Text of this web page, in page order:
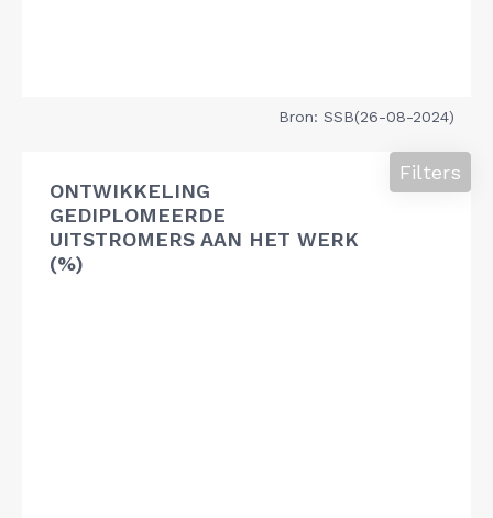
Bron: SSB(26-08-2024)
ONTWIKKELING
GEDIPLOMEERDE
UITSTROMERS AAN HET WERK
(%)
Filters